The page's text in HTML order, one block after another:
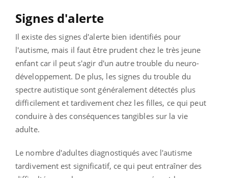
Signes d'alerte
Il existe des signes d'alerte bien identifiés pour
l'autisme, mais il faut être prudent chez le très jeune
enfant car il peut s'agir d'un autre trouble du neuro-
développement. De plus, les signes du trouble du
spectre autistique sont généralement détectés plus
difficilement et tardivement chez les filles, ce qui peut
conduire à des conséquences tangibles sur la vie
adulte.
Le nombre d'adultes diagnostiqués avec l'autisme
tardivement est significatif, ce qui peut entraîner des